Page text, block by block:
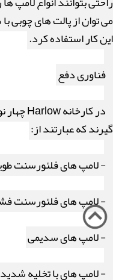
می توان از پالت های چوبی
این کار استفاده کرد.
فناوری دفع
در کارخانهHarlowچهار
گیرند که عبارتند از:
- لامپ های فلئورسنت
- لامپ های فلئورسنت
- لامپ های سدیمی
- لامپ های با تخلیه